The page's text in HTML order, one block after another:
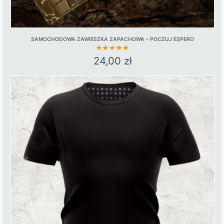
SAMOCHODOWA ZAWIESZKA ZAPACHOWA – POCZUJ ESPERO
24,00 zł